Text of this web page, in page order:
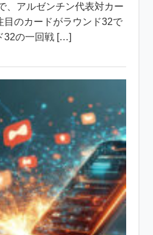
、アルゼンチン代表対カー
目のカードがラウンド32で
32の一回戦 […]